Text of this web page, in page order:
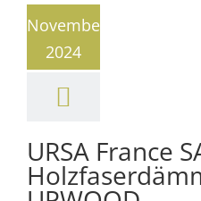
November
2024
URSA France